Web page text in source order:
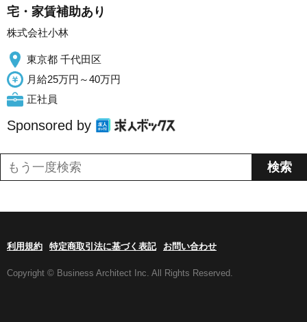
宅・家賃補助あり
株式会社小林
東京都 千代田区
月給25万円～40万円
正社員
Sponsored by
利用規約 特定商取引法に基づく表記 お問い合わせ
Copyright © Business Architect Inc. All Rights Reserved.